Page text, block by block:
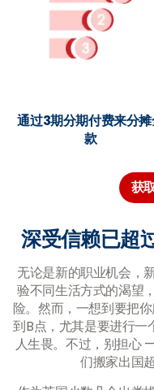
通过3期分期付费来分
款
获
深受信赖已超
无论是新的职业机会，
验不同生活方式的渴望
险。然而，一想到要把
到B点，尤其是要进行一
人生畏。不过，别担心
们搬家出国